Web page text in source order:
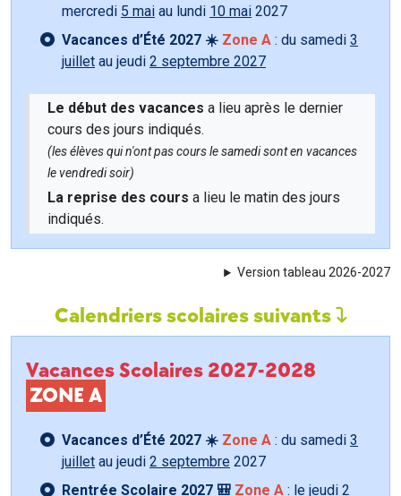
mercredi 5 mai au lundi 10 mai 2027
Vacances d’Été 2027 ☀️ Zone A : du samedi 3
juillet au jeudi 2 septembre 2027
Le début des vacances a lieu après le dernier
cours des jours indiqués.
(les élèves qui n'ont pas cours le samedi sont en vacances
le vendredi soir)
La reprise des cours a lieu le matin des jours
indiqués.
Version tableau 2026-2027
Calendriers scolaires suivants
Vacances Scolaires 2027-2028
ZONE A
Vacances d’Été 2027 ☀️ Zone A : du samedi 3
juillet au jeudi 2 septembre 2027
Rentrée Scolaire 2027 🎒 Zone A : le jeudi 2